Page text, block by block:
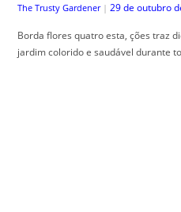
The Trusty Gardener | 29 de outubro
Borda flores quatro esta, ções traz
jardim colorido e saudável durante